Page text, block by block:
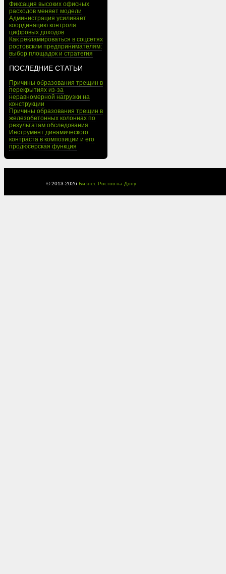
Фиксация высоких офисных
расходов меняет модели
Администрация усиливает
координацию контроля
цифровых доходов
Как рекламироваться в соцсетях
ростовским предпринимателям:
выбор площадок и стратегия
ПОСЛЕДНИЕ СТАТЬИ
Причины образования трещин в
перекрытиях из-за
неравномерной нагрузки на
конструкции
Причины образования трещин в
железобетонных колоннах по
результатам обследования
Инструмент динамического
контраста в композиции и его
продюсерская функция
© 2013-2026 Бизнес Ростов-на-Дону